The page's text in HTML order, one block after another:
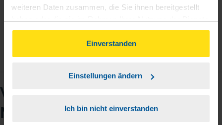
weiteren Daten zusammen, die Sie ihnen bereitgestellt
gesammelt haben. Indem Sie auf Einverstanden klicken,
können Sie der Verwendung von Cookies, gemäß
unserer
Einverstanden
Einstellungen ändern
Ich bin nicht einverstanden
VLH-Beratungsstelle
Mandy Heinert